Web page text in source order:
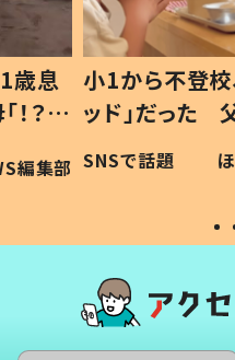
歳息
？」
編集部
小1から不登校
ッド」だった
作り続ける理
#令和の子
SNSで話題